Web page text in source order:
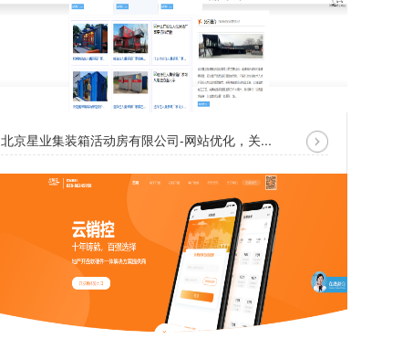
北京星业集装箱活动房有限公司-网站优化，关...